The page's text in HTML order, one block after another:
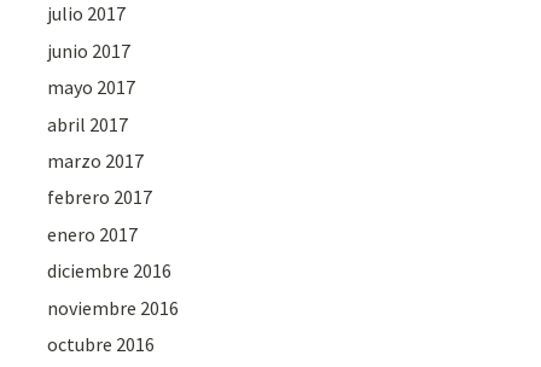
julio 2017
junio 2017
mayo 2017
abril 2017
marzo 2017
febrero 2017
enero 2017
diciembre 2016
noviembre 2016
octubre 2016